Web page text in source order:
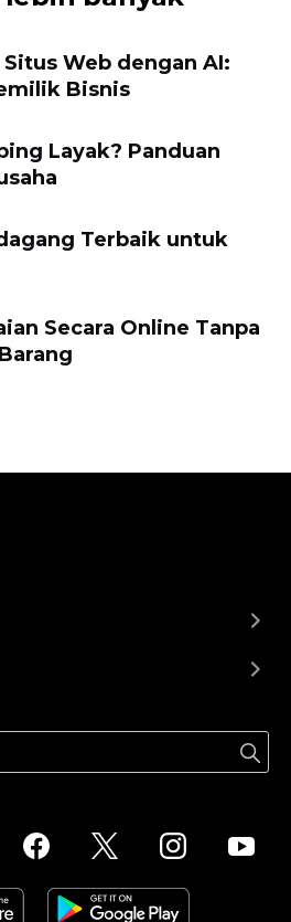
Web dengan AI:
Bisnis
Layak? Panduan
Terbaik untuk
Secara Online Tanpa